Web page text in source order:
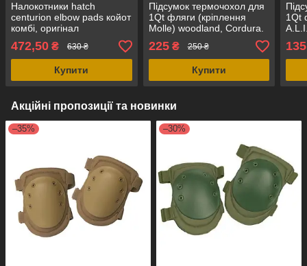
Налокотники hatch
centurion elbow pads койот
комбі, оригінал
(Нідерланди)
472,50 ₴ 630 ₴
Купити
Підсумок термочохол для
1Qt фляги (кріплення
Molle) woodland, Cordura.
Голландія, оригінал.
225₴ 250 ₴
Купити
1Qt
135
Акційні пропозиції та новинки
–35% –30%